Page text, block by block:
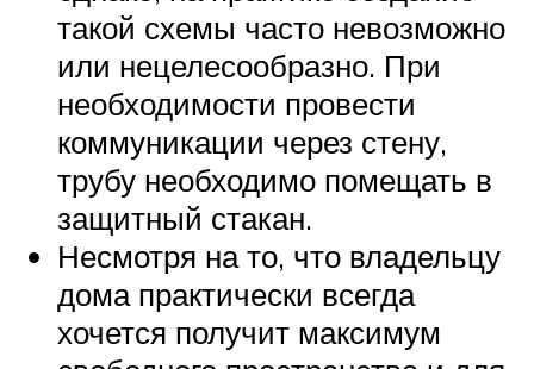
такой схемы часто невозможно
или нецелесообразно. При
необходимости провести
коммуникации через стену,
трубу необходимо помещать в
защитный стакан.
Несмотря на то, что владельцу
дома практически всегда
хочется получит максимум